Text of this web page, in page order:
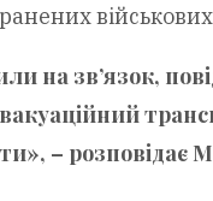
на зв’язок,
– розповідає